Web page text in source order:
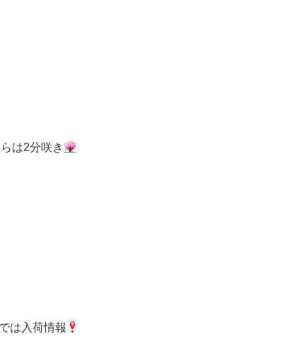
は2分咲き
は入荷情報